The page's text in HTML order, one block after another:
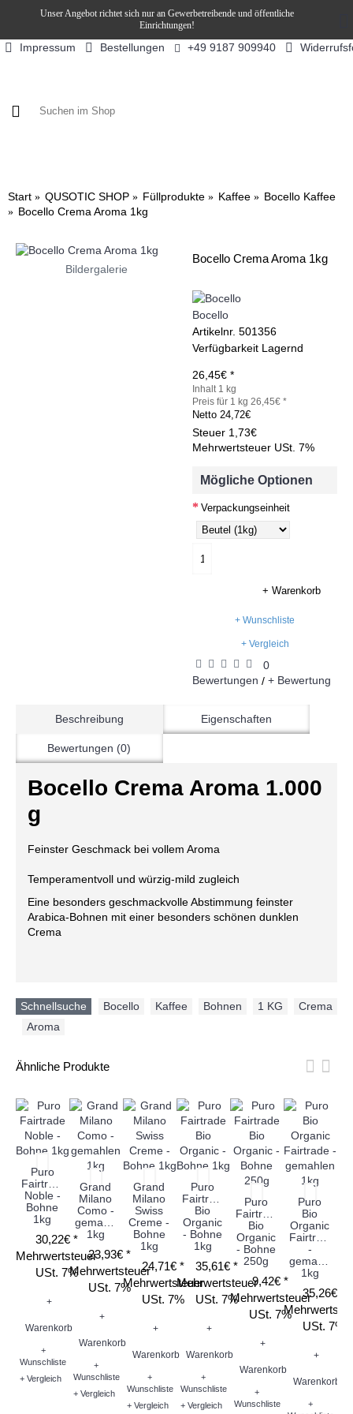
Unser Angebot richtet sich nur an Gewerbetreibende und öffentliche
Einrichtungen!
Impressum Bestellungen +49 9187 909940
Start QUSOTIC SHOP Füllprodukte Kaffee
Bocello Kaffee
Bocello Crema Aroma 1kg
Bildergalerie
Bocello Crema Aroma 1kg
Bocello
Artikelnr. 501356
Verfügbarkeit Lagernd
26,45€ *
Inhalt 1 kg
Preis für 1 kg 26,45€ *
Netto 24,72€
Steuer 1,73€
Mehrwertsteuer USt. 7%
Mögliche Optionen
Verpackungseinheit
+ Warenkorb
+ Wunschliste
+ Vergleich
0
Bewertungen / + Bewertung
Beschreibung Eigenschaften
Bewertungen (0)
Bocello Crema Aroma 1.000
g
Feinster Geschmack bei vollem Aroma
Temperamentvoll und würzig-mild zugleich
Eine besonders geschmackvolle Abstimmung feinster
Arabica-Bohnen mit einer besonders schönen dunklen
Crema
Schnellsuche Bocello Kaffee Bohnen 1 KG
Crema
Aroma
Ähnliche Produkte
Puro
Fairtrade
Noble -
Bohne
1kg
30,22€ *
Mehrwertsteuer
USt. 7%
+
Warenkorb
+
Wunschliste
+ Vergleich
Grand
Milano
Como -
gemahlen
1kg
23,93€ *
Mehrwertsteuer
USt. 7%
+
Warenkorb
+
Wunschliste
+ Vergleich
Grand
Milano
Swiss
Creme -
Bohne
1kg
24,71€ *
Mehrwertsteuer
USt. 7%
+
Warenkorb
+
Wunschliste
+ Vergleich
Puro
Fairtrade
Bio
Organic
- Bohne
1kg
35,61€ *
Mehrwertsteuer
USt. 7%
+
Warenkorb
+
Wunschliste
+ Vergleich
Puro
Fairtrade
Bio
Organic
- Bohne
250g
9,42€ *
Mehrwertsteuer
USt. 7%
+
Warenkorb
+
Wunschliste
Puro
Bio
Organic
Fairtrade
-
gemahlen
1kg
35,26€ *
USt. 7%
+
Warenkorb
+